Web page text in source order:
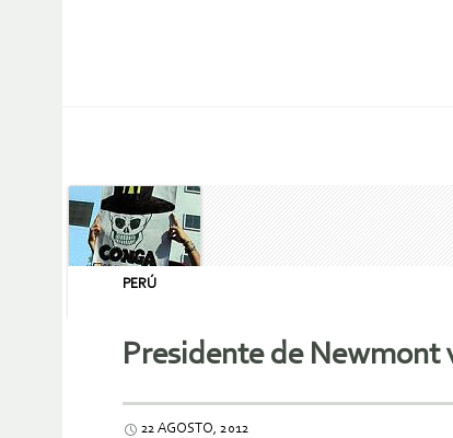
PERÚ
Presidente de Newmont
22 AGOSTO, 2012